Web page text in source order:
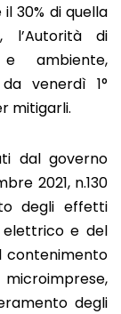
30% di quella
l’Autorità di
ambiente,
venerdì 1°
mitigarli.
dal governo
2021, n.130
degli effetti
e del
contenimento
degli